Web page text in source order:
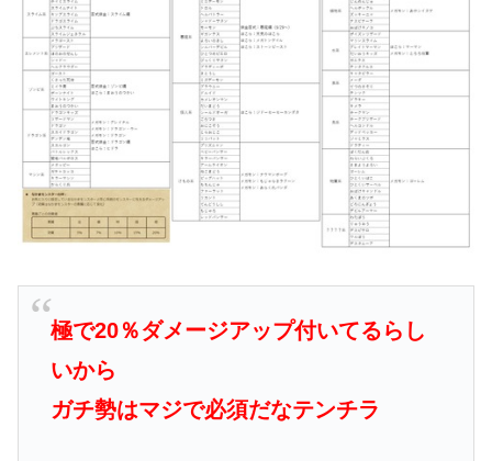
極で20％ダメージアップ付いてるらし
いから
ガチ勢はマジで必須だなテンチラ